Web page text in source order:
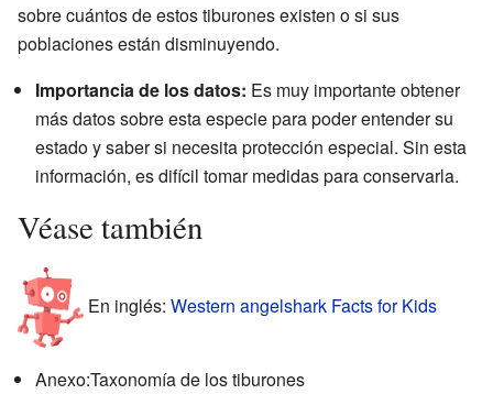
sobre cuántos de estos tiburones existen o si sus
poblaciones están disminuyendo.
Importancia de los datos: Es muy importante obtener
más datos sobre esta especie para poder entender su
estado y saber si necesita protección especial. Sin esta
información, es difícil tomar medidas para conservarla.
Véase también
En inglés: Western angelshark Facts for Kids
Anexo:Taxonomía de los tiburones